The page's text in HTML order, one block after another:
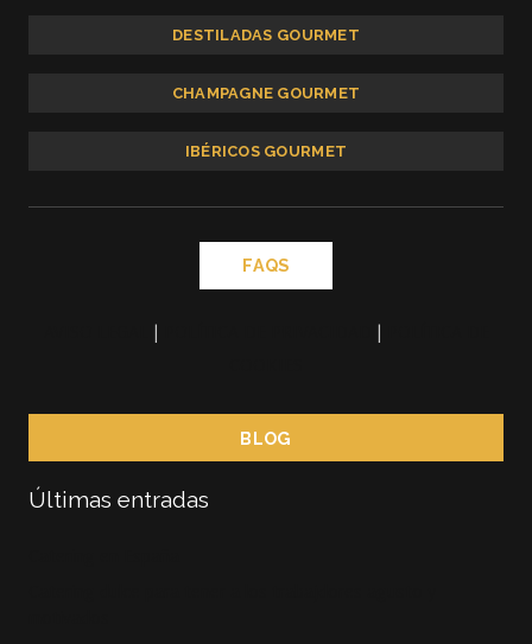
DESTILADAS GOURMET
CHAMPAGNE GOURMET
IBÉRICOS GOURMET
FAQS
| |
BLOG
Últimas entradas